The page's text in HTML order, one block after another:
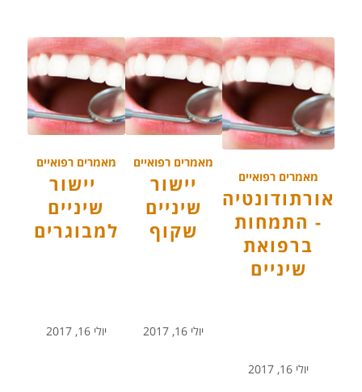
מאמרים רפואיים
אורתודונטיה
- התמחות
ברפואת
שיניים
יולי 16, 2017
מאמרים רפואיים
יישור
שיניים
שקוף
יולי 16, 2017
מאמרים רפואיים
יישור
שיניים
למבוגרים
יולי 16, 2017